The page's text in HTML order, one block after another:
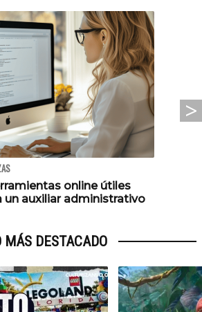
online útiles
un auxiliar administrativo
MÁS DESTACADO